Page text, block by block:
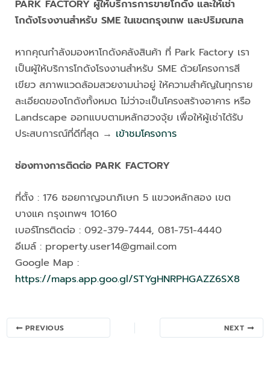
PARK FACTORY ผู้ให้บริการการขายโกดัง และให้เช่า
โกดังโรงงานสำหรับ SME ในเขตกรุงเทพ และปริมณฑล
หากคุณกำลังมองหาโกดังคลังสินค้า ที่ Park Factory เรา
เป็นผู้ให้บริการโกดังโรงงานสำหรับ SME ด้วยโครงการสี
เขียว สภาพแวดล้อมสวยงามน่าอยู่ ให้ความสำคัญในทุกราย
ละเอียดของโกดังทั้งหมด ไม่ว่าจะเป็นโครงสร้างอาคาร หรือ
Landscape ออกแบบตามหลักฮวงจุ้ย เพื่อให้ผู้เช่าได้รับ
ประสบการณ์ที่ดีที่สุด → เข้าชมโครงการ
ช่องทางการติดต่อ PARK FACTORY
ที่ตั้ง : 176 ซอยกาญจนาภิเษก 5 แขวงหลักสอง เขต
บางแค กรุงเทพฯ 10160
เบอร์โทรติดต่อ : 092-379-7444, 081-751-4440
อีเมล์ : property.user14@gmail.com
Google Map :
https://maps.app.goo.gl/STYgHNRPHGAZZ6SX8
Post
navigation
PREVIOUS NEXT